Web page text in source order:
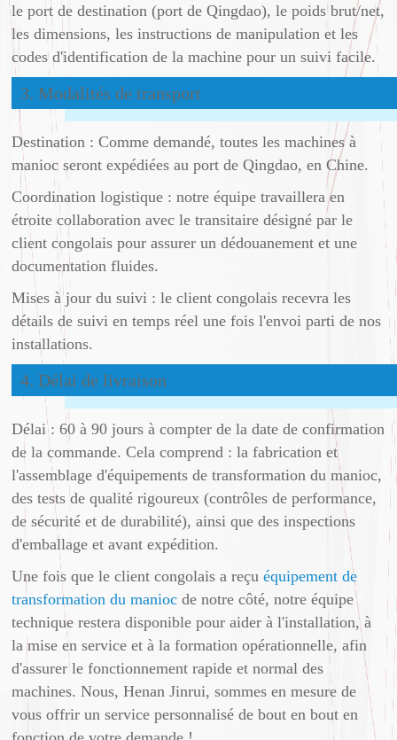
le port de destination (port de Qingdao), le poids brut/net,
les dimensions, les instructions de manipulation et les
codes d'identification de la machine pour un suivi facile.
3. Modalités de transport
Destination : Comme demandé, toutes les machines à
manioc seront expédiées au port de Qingdao, en Chine.
Coordination logistique : notre équipe travaillera en
étroite collaboration avec le transitaire désigné par le
client congolais pour assurer un dédouanement et une
documentation fluides.
Mises à jour du suivi : le client congolais recevra les
détails de suivi en temps réel une fois l'envoi parti de nos
installations.
4. Délai de livraison
Délai : 60 à 90 jours à compter de la date de confirmation
de la commande. Cela comprend : la fabrication et
l'assemblage d'équipements de transformation du manioc,
des tests de qualité rigoureux (contrôles de performance,
de sécurité et de durabilité), ainsi que des inspections
d'emballage et avant expédition.
Une fois que le client congolais a reçuéquipement de
transformation du manioc de notre côté, notre équipe
technique restera disponible pour aider à l'installation, à
la mise en service et à la formation opérationnelle, afin
d'assurer le fonctionnement rapide et normal des
machines. Nous, Henan Jinrui, sommes en mesure de
vous offrir un service personnalisé de bout en bout en